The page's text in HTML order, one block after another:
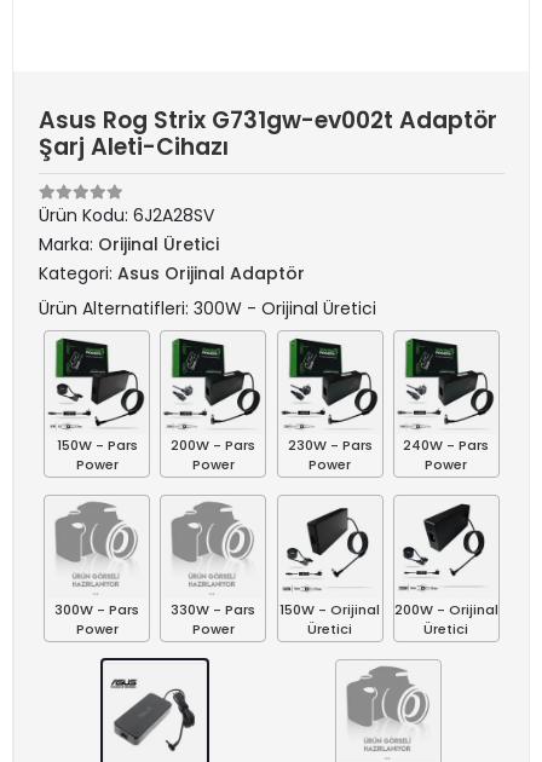
Asus Rog Strix G731gw-ev002t Adaptör
Şarj Aleti-Cihazı
Ürün Kodu: 6J2A28SV
Marka: Orijinal Üretici
Kategori: Asus Orijinal Adaptör
Ürün Alternatifleri: 300W - Orijinal Üretici
150W - Pars
Power
200W - Pars
Power
230W - Pars
Power
240W - Pars
Power
300W - Pars
Power
330W - Pars
Power
150W - Orijinal
Üretici
200W - Orijinal
Üretici